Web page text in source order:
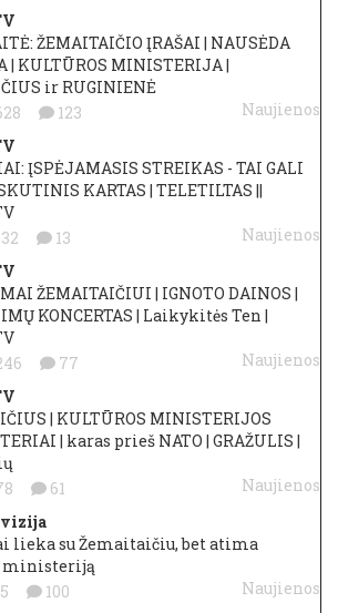
ŽEMAITAIČIO ĮRAŠAI | NAUSĖDA
| KULTŪROS MINISTERIJA |
ir RUGINIENĖ
123
Naujienos
ĮSPĖJAMASIS STREIKAS - TAI GALI
KARTAS | TELETILTAS ||
13
Naujienos
ŽEMAITAIČIUI | IGNOTO DAINOS |
KONCERTAS | Laikykitės Ten |
77
Naujienos
| KULTŪROS MINISTERIJOS
| karas prieš NATO | GRAŽULIS |
61
Naujienos
lieka su Žemaitaičiu, bet atima
ministeriją
100
Naujienos